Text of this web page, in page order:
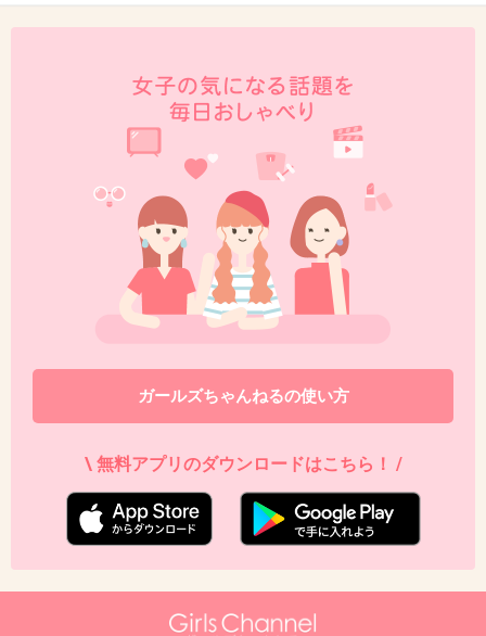
+34 -2
あれ？羽生選手狙ってなかったｗ？
そっか！！こういう人って彼氏いたり旦那いて
も他の男に上目使いや思わせぶり
発言するタイプだろうね。 それで勘違いする
辻ちゃんに似てる
+4
ガールズちゃんねるの使い方
\ 無料アプリのダウンロードはこちら！ /